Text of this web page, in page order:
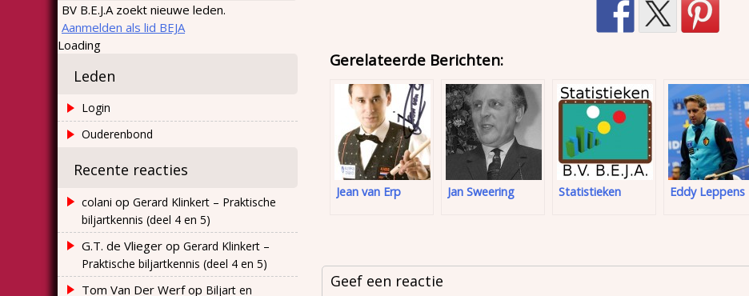
Gerelateerde Berichten:
Jean van Erp Jan Sweering Statistieken Eddy Leppens
Geef een reactie
BV B.E.J.A zoekt nieuwe leden.
Aanmelden als lid BEJA
Loading
Leden
Login
Ouderenbond
Recente reacties
colani op Gerard Klinkert – Praktische
biljartkennis (deel 4 en 5)
G.T. de Vlieger op Gerard Klinkert –
Praktische biljartkennis (deel 4 en 5)
Tom Van Der Werfop Biljart en